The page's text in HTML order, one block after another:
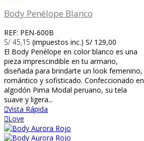
Body Penélope Blanco
REF: PEN-600B
S/ 45,15 (impuestos inc.) S/ 129,00
El Body Penélope en color blanco es una
pieza imprescindible en tu armario,
diseñada para brindarte un look femenino,
romántico y sofisticado. Confeccionado en
algodón Pima Modal peruano, su tela
suave y ligera...
Vista Rápida
Love